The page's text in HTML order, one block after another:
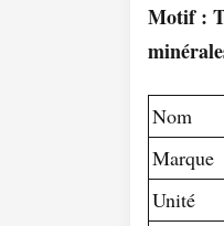
Motif :
Nom
Marque
Unité